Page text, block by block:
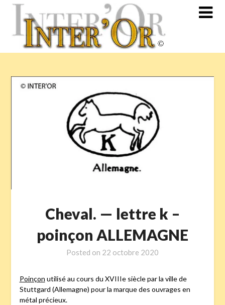
Skip
content
Cheval. — lettre k –
poinçon ALLEMAGNE
Posted on 22 octobre 2020
Poinçon utilisé au cours du XVIIIe siècle par la ville de
Stuttgard (Allemagne) pour la marque des ouvrages en
métal précieux.